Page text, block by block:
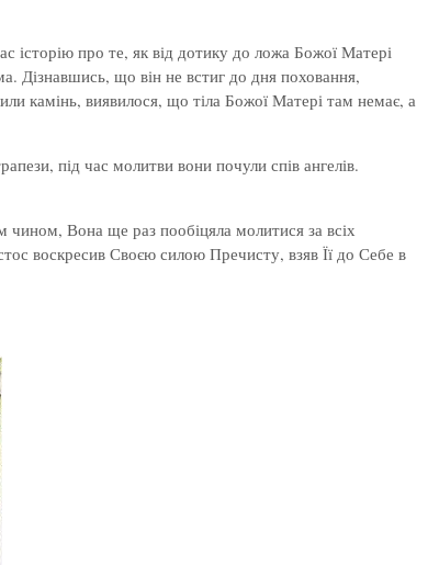
історію про те, як від дотику до ложа Божої Матері
Дізнавшись, що він не встиг до дня поховання,
камінь, виявилося, що тіла Божої Матері там немає, а
під час молитви вони почули спів ангелів.
Вона ще раз пообіцяла молитися за всіх
воскресив Своєю силою Пречисту, взяв Її до Себе в